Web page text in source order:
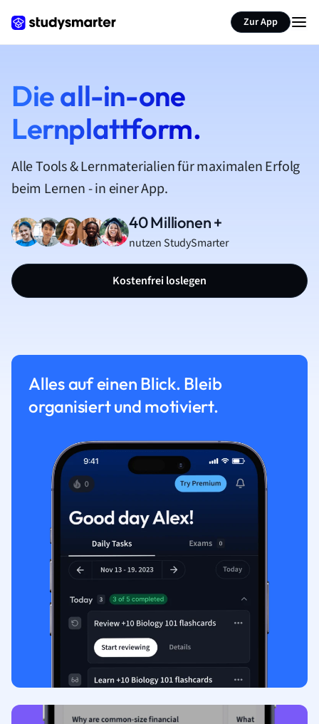
Zur App
Die all-in-one
Lernplattform.
Alle Tools & Lernmaterialien für maximalen Erfolg
beim Lernen - in einer App.
40 Millionen +
nutzen StudySmarter
Kostenfrei loslegen
Alles auf einen Blick. Bleib
organisiert und motiviert.